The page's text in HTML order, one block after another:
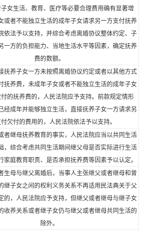
女生活、教育、医疗等必要合理费用确有显著增
或者不能独立生活的成年子女请求另一方支付抚养
依法予以支持，并综合考虑离婚协议整体约定、子
一方的负担能力、当地生活水平等因素，确定抚养
费的数额。
抚养子女一方未按照离婚协议约定或者以其他方式
抚养费，未成年子女或者不能独立生活的成年子女
的抚养费的，人民法院应予支持。前款规定情形
经成年并能够独立生活，直接抚养子女一方请求另
欠付的费用的，人民法院依法予以支持。
者继母抚养教育的事实，人民法院应当以共同生活
，综合考虑共同生活期间继父母是否实际进行生活
家庭教育职责、是否承担抚养费等因素予以认定。
生母与继父离婚后，当事人主张继父或者继母和曾
继子女之间的权利义务关系不再适用民法典关于父
的，人民法院应予支持，但继父或者继母与继子女
收养关系或者继子女仍与继父或者继母共同生活的
除外。